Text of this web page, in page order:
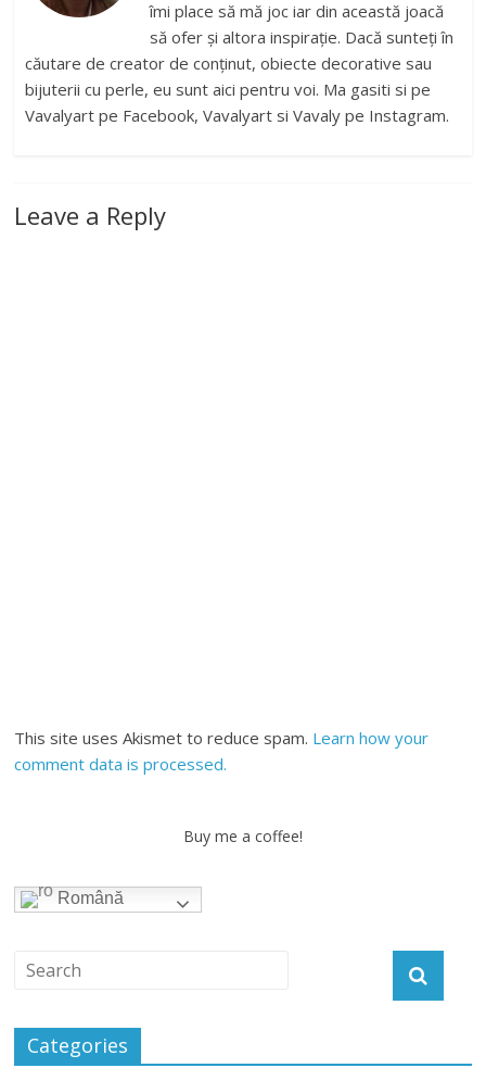
îmi place să mă joc iar din această joacă
să ofer și altora inspirație. Dacă sunteți în
căutare de creator de conținut, obiecte decorative sau
bijuterii cu perle, eu sunt aici pentru voi. Ma gasiti si pe
Vavalyart pe Facebook, Vavalyart si Vavaly pe Instagram.
Leave a Reply
This site uses Akismet to reduce spam. Learn how your
comment data is processed.
Buy me a coffee!
Română
Categories